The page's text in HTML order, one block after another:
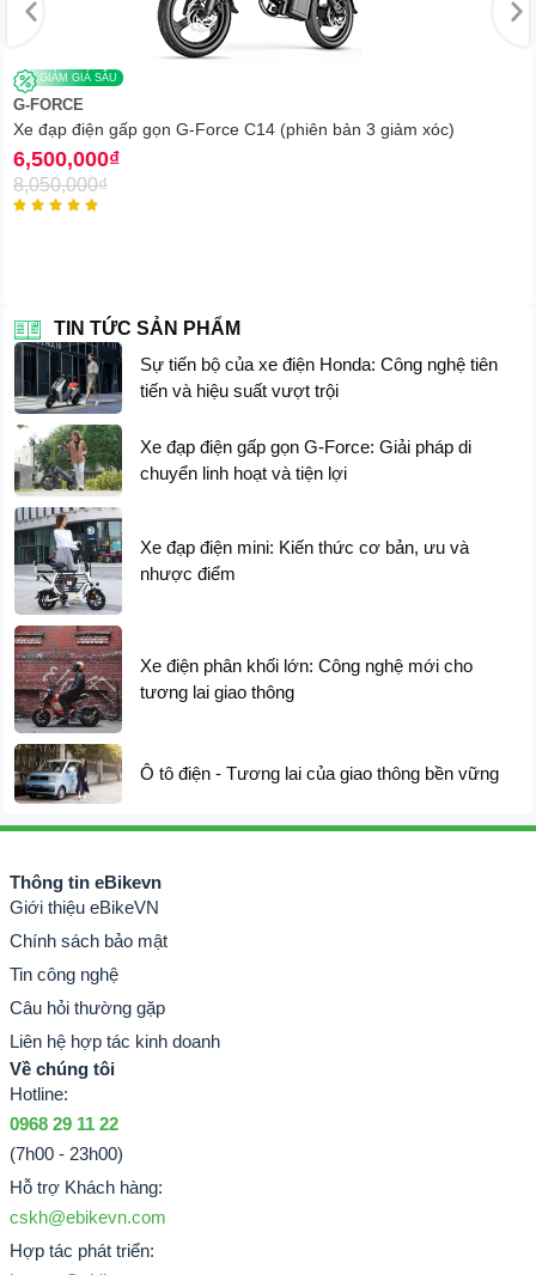
Phía trước xe cótích hợp giá đỡ chơiGOLFtiện
lợi, có thể sử dụng để treo các loại túi chơi GOLF
khác nhau. Đặc biệt nó có thểgấp gọn lại dễ dàng
cho vào cốp xe mang đi xa rất thuận tiện.
GIẢM GIÁ SÂU
G-FORCE
Xe đạp điện gấp gọn G-Force C14 (phiên bản 3 giảm xóc)
8,050,000₫
6,500,000₫
    
TIN TỨC SẢN PHẨM
Sự tiến bộ của xe điện Honda: Công nghệ tiên
tiến và hiệu suất vượt trội
Xe đạp điện gấp gọn G-Force: Giải pháp di
chuyển linh hoạt và tiện lợi
Xe đạp điện mini: Kiến thức cơ bản, ưu và
nhược điểm
Xe điện phân khối lớn: Công nghệ mới cho
tương lai giao thông
Ô tô điện - Tương lai của giao thông bền vững
Thông tin eBikevn
Giới thiệu eBikeVN
Chính sách bảo mật
Tin công nghệ
Câu hỏi thường gặp
Liên hệ hợp tác kinh doanh
Về chúng tôi
Hotline:
0968 29 11 22
(7h00 - 23h00)
Hỗ trợ Khách hàng:
cskh@ebikevn.com
Hợp tác phát triển: